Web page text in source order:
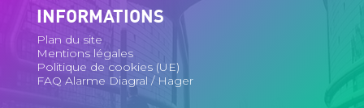
INFORMATIONS
Plan du site
Mentions légales
Politique de cookies (UE)
FAQ Alarme Diagral / Hager